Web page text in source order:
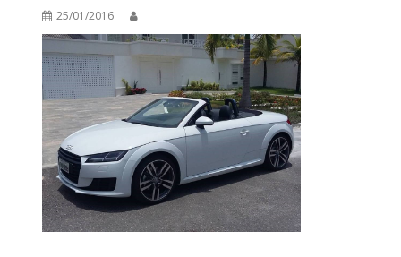
25/01/2016